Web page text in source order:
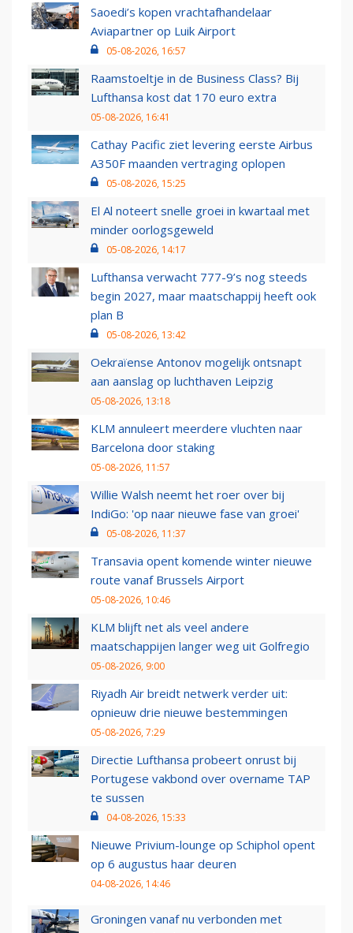
Saoedi’s kopen vrachtafhandelaar
Aviapartner op Luik Airport
05-08-2026, 16:57
Raamstoeltje in de Business Class? Bij
Lufthansa kost dat 170 euro extra
05-08-2026, 16:41
Cathay Pacific ziet levering eerste Airbus
A350F maanden vertraging oplopen
05-08-2026, 15:25
El Al noteert snelle groei in kwartaal met
minder oorlogsgeweld
05-08-2026, 14:17
Lufthansa verwacht 777-9’s nog steeds
begin 2027, maar maatschappij heeft ook
plan B
05-08-2026, 13:42
Oekraïense Antonov mogelijk ontsnapt
aan aanslag op luchthaven Leipzig
05-08-2026, 13:18
KLM annuleert meerdere vluchten naar
Barcelona door staking
05-08-2026, 11:57
Willie Walsh neemt het roer over bij
IndiGo: 'op naar nieuwe fase van groei'
05-08-2026, 11:37
Transavia opent komende winter nieuwe
route vanaf Brussels Airport
05-08-2026, 10:46
KLM blijft net als veel andere
maatschappijen langer weg uit Golfregio
05-08-2026, 9:00
Riyadh Air breidt netwerk verder uit:
opnieuw drie nieuwe bestemmingen
05-08-2026, 7:29
Directie Lufthansa probeert onrust bij
Portugese vakbond over overname TAP
te sussen
04-08-2026, 15:33
Nieuwe Privium-lounge op Schiphol opent
op 6 augustus haar deuren
04-08-2026, 14:46
Groningen vanaf nu verbonden met